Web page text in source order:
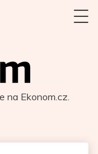
na Ekonom.cz.